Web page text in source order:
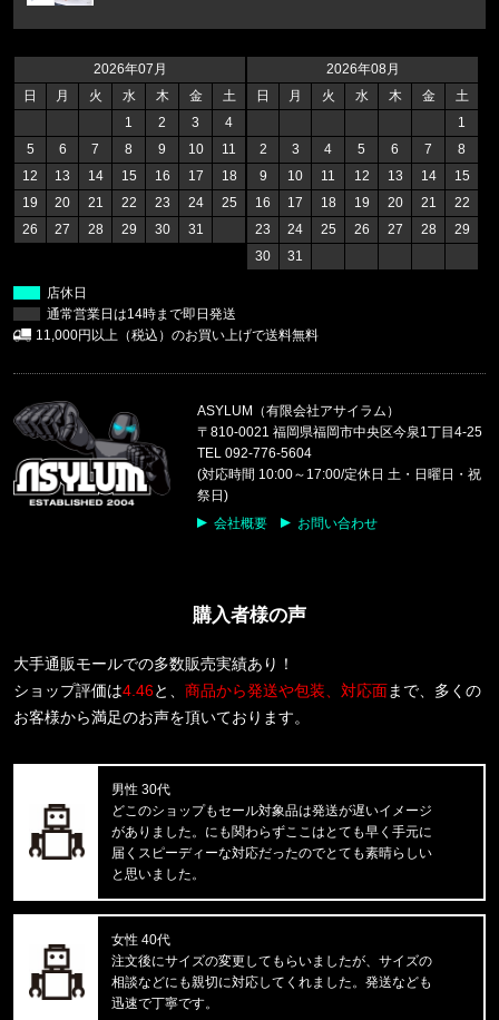
ASYLUM（有限会社アサイラム）
〒810-0021 福岡県福岡市中央区今泉1丁目4-25
TEL 092-776-5604
(対応時間 10:00～17:00/定休日 土・日曜日・祝
祭日)
会社概要
お問い合わせ
2026年07月
日
月 火 水 木 金
土
1
2 3
4
5
6 7 8 9 10
11
12
13 14 15 16 17
18
19
20 21 22 23 24
25
26
27 28 29 30 31
2026年08月
日
月 火 水 木 金
土
1
2
3 4 5 6 7
8
9
10 11 12 13 14
15
16
17 18 19 20 21
22
23
24 25 26 27 28
29
30
31
店休日
通常営業日は14時まで即日発送
11,000円以上（税込）のお買い上げで送料無料
THE NORTH FACE/ノースフェイス
M CAMPING RELAXED SHORT S
福岡県のお客様ご注文ありがとうございます。
THE NORTH FACE/ノースフェイス
M PLANT & FLORA OVERS
福岡県のお客様ご注文ありがとうございます。
福岡県のお客様ご注文ありがとうございます。
ヤンキース キャップ '47 MVP ホ
東京都のお客様ご注文ありがとうございます。
Carhartt WIP/カーハートダブルアイピー
S/S ORLEAN SPREE T-SHIRT
東京都のお客様ご注文ありがとうございます。
東京都のお客様ご注文ありがとうございます。
M BCD CELEBRATION RELAXED
東京都のお客様ご注文ありがとうございます。
mnml/ミニマル
東京都のお客様ご注文ありがとうございます。
FIRST DOWN/ファーストダウン
SWEAT CARGO SHORTS F12103
東京都のお客様ご注文ありがとうございます。
CALVIN KLEIN/カルバンクライン
LIFT BRALETTE F8500 //865
東京都のお客様ご注文ありがとうございます。
mnml/ミニマル
購入者様の声
大手通販モールでの多数販売実績あり！
ショップ評価は4.46と、 商品から発送や包装、対応面まで、多くの
お客様から満足のお声を頂いております。
男性 30代
どこのショップもセール対象品は発送が遅いイメージ
がありました。にも関わらずここはとても早く手元に
届くスピーディーな対応だったのでとても素晴らしい
と思いました。
女性 40代
注文後にサイズの変更してもらいましたが、サイズの
相談などにも親切に対応してくれました。発送なども
迅速で丁寧です。